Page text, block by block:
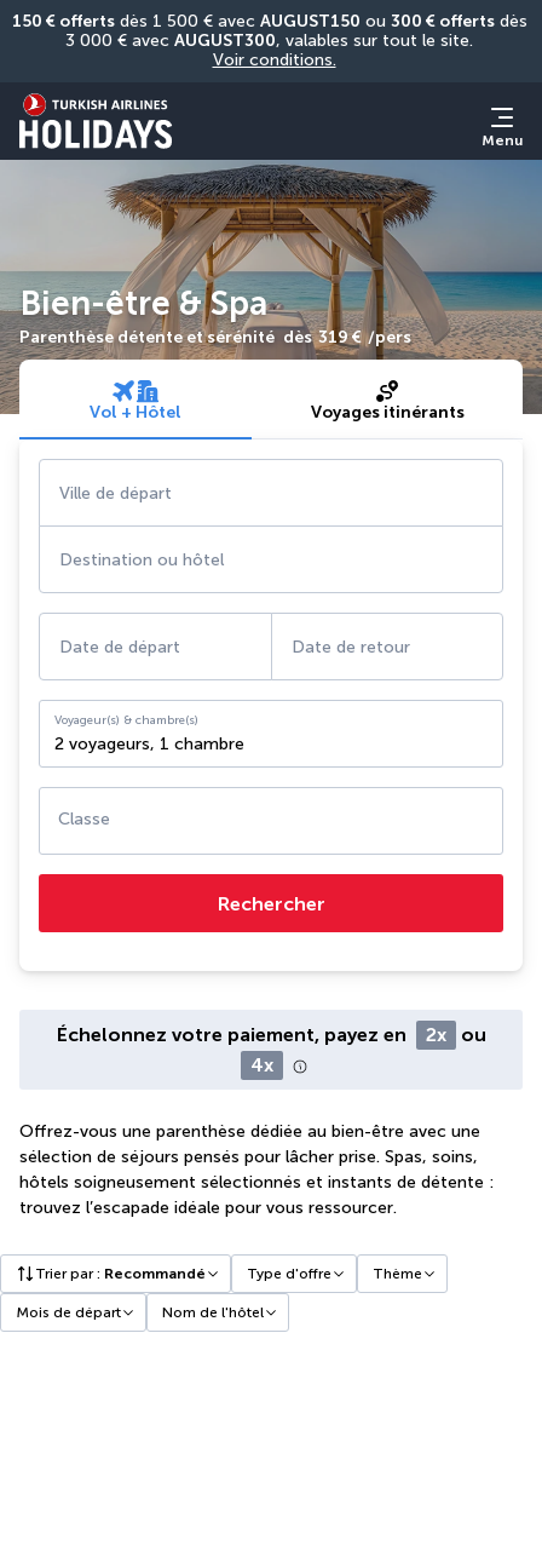
150 € offerts dès 1 500 € avec AUGUST150 ou 300 € offerts dès
3 000 € avec AUGUST300
Voir conditions.
Menu
Bien-être & Spa
Parenthèse détente et sérénité dès 319 € /pers
Vol + Hôtel Voyages itinérants
Ville de départ
Destination ou hôtel
Date de départ Date de retour
Voyageur(s) & chambre(s)
2 voyageurs, 1 chambre
Classe
Rechercher
Échelonnez votre paiement, payez en 2x
ou
4x
Offrez-vous une parenthèse dédiée au bien-être avec une
sélection de séjours pensés pour lâcher prise. Spas, soins,
hôtels soigneusement sélectionnés et instants de détente :
trouvez l’escapade idéale pour vous ressourcer.
Trier par: Recommandé Type d'offre Thème
Mois de départ Nom de l'hôtel